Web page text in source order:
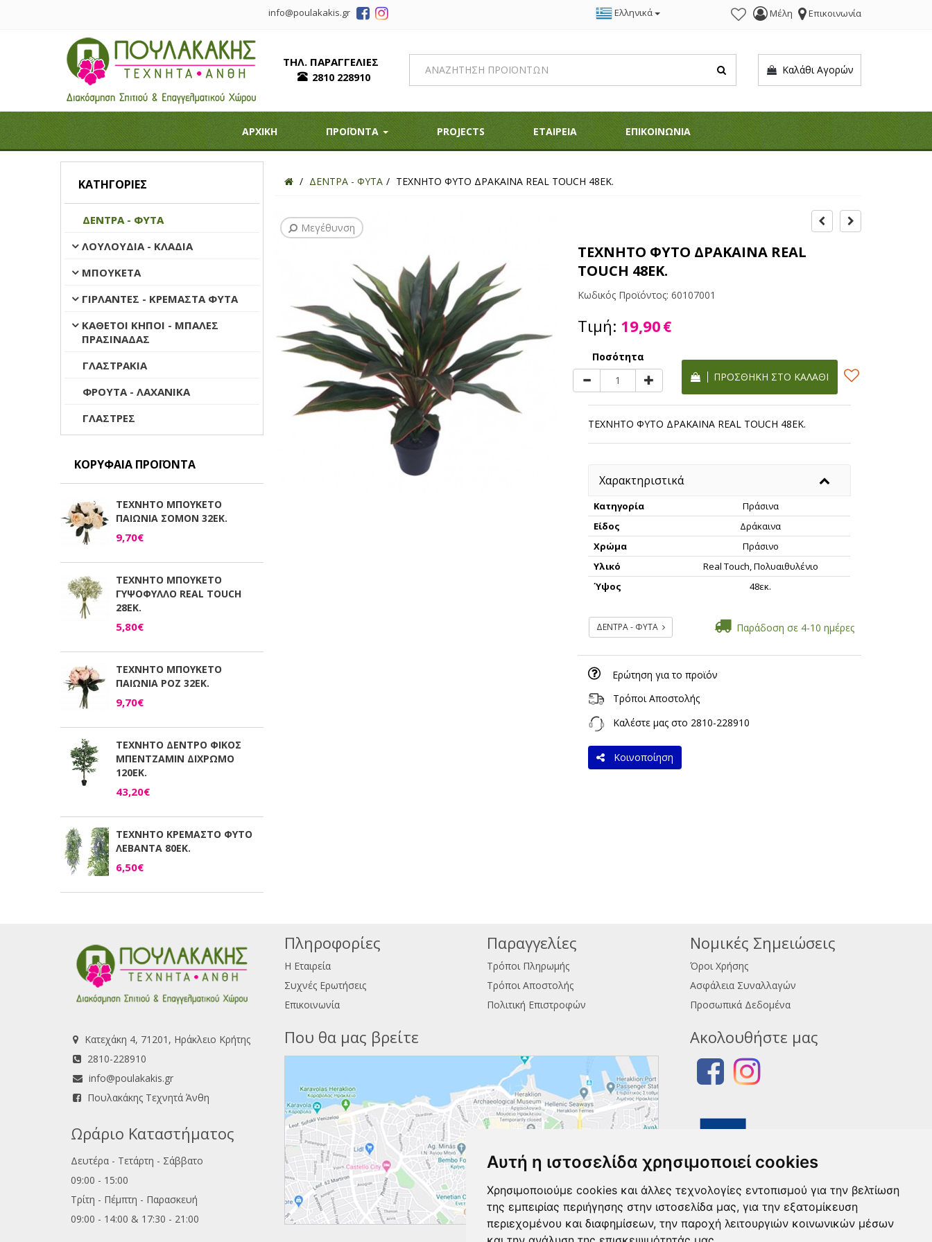
Αυτή η ιστοσελίδα χρησιμοποιεί cookies
Χρησιμοποιούμε cookies και άλλες τεχνολογίες εντοπισμού για την βελτίωση
της εμπειρίας περιήγησης στην ιστοσελίδα μας, για την εξατομίκευση
περιεχομένου και διαφημίσεων, την παροχή λειτουργιών κοινωνικών μέσων
info@poulakakis.gr Ελληνικά Μέλη Επικοινωνία
ΤΗΛ. ΠΑΡΑΓΓΕΛΙΕΣ
2810 228910
Καλάθι Αγορών
ΑΡΧΙΚΗ ΠΡΟΪΟΝΤΑ PROJECTS ΕΤΑΙΡΕΙΑ ΕΠΙΚΟΙΝΩΝΙΑ
ΚΑΤΗΓΟΡΊΕΣ
ΔΕΝΤΡΑ - ΦΥΤΑ
ΛΟΥΛΟΥΔΙΑ - ΚΛΑΔΙΑ
ΜΠΟΥΚΕΤΑ
ΓΙΡΛΑΝΤΕΣ - ΚΡΕΜΑΣΤΑ ΦΥΤΑ
ΚΑΘΕΤΟΙ ΚΗΠΟΙ - ΜΠΑΛΕΣ
ΠΡΑΣΙΝΑΔΑΣ
ΓΛΑΣΤΡΑΚΙΑ
ΦΡΟΥΤΑ - ΛΑΧΑΝΙΚΑ
ΓΛΑΣΤΡΕΣ
ΚΟΡΥΦΑΊΑ ΠΡΟΪΌΝΤΑ
ΤΕΧΝΗΤΟ ΜΠΟΥΚΕΤΟ
ΠΑΙΩΝΙΑ ΣΟΜΟΝ 32ΕΚ.
9,70€
ΤΕΧΝΗΤΟ ΜΠΟΥΚΕΤΟ
ΓΥΨΟΦΥΛΛΟ REAL TOUCH
28ΕΚ.
5,80€
ΤΕΧΝΗΤΟ ΜΠΟΥΚΕΤΟ
ΠΑΙΩΝΙΑ ΡΟΖ 32ΕΚ.
9,70€
ΤΕΧΝΗΤΟ ΔΕΝΤΡΟ ΦΙΚΟΣ
ΜΠΕΝΤΖΑΜΙΝ ΔΙΧΡΩΜΟ
120ΕΚ.
43,20€
ΤΕΧΝΗΤΟ ΚΡΕΜΑΣΤΟ ΦΥΤΟ
ΛΕΒΑΝΤΑ 80ΕΚ.
6,50€
ΔΕΝΤΡΑ - ΦΥΤΑ ΤΕΧΝΗΤΟ ΦΥΤΟ ΔΡΑΚΑΙΝΑ REAL TOUCH 48ΕΚ.
Μεγέθυνση
ΤΕΧΝΗΤΟ ΦΥΤΟ ΔΡΑΚΑΙΝΑ REAL
TOUCH 48ΕΚ.
Κωδικός Προϊόντος:60107001
Τιμή: 19,90€
Ποσότητα
ΠΡΟΣΘΉΚΗ ΣΤΟ ΚΑΛΆΘΙ
ΤΕΧΝΗΤΟ ΦΥΤΟ ΔΡΑΚΑΙΝΑ REAL TOUCH 48ΕΚ.
Χαρακτηριστικά
Κατηγορία
Πράσινα
Είδος
Δράκαινα
Χρώμα
Πράσινο
Υλικό
Real Touch, Πολυαιθυλένιο
Ύψος
48εκ.
ΔΕΝΤΡΑ - ΦΥΤΑ Παράδοση σε 4-10 ημέρες
Ερώτηση για το προϊόν
Τρόποι Αποστολής
Καλέστε μας στο 2810-228910
Κοινοποίηση
Πληροφορίες
Η Εταιρεία
Συχνές Ερωτήσεις
Επικοινωνία
Παραγγελίες
Τρόποι Πληρωμής
Τρόποι Αποστολής
Πολιτική Επιστροφών
Νομικές Σημειώσεις
Όροι Χρήσης
Ασφάλεια Συναλλαγών
Προσωπικά Δεδομένα
Κατεχάκη 4, 71201, Ηράκλειο Κρήτης
2810-228910
info@poulakakis.gr
Πουλακάκης Τεχνητά Άνθη
Ωράριο Καταστήματος
Δευτέρα - Τετάρτη - Σάββατο
09:00 - 15:00
Τρίτη - Πέμπτη - Παρασκευή
09:00 - 14:00 & 17:30 - 21:00
Που θα μας βρείτε Ακολουθήστε μας